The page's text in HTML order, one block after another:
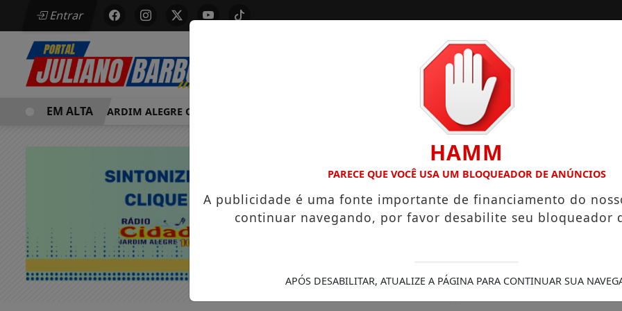
Entrar
INÍCIO
MORRE EM JARDIM ALEGRE OSVALDO PEDRO DOS SANTOS, O “NEGUINHO DA COXINHA”, QUE VIRALIZOU COM FRASE
EM ALTA
HAMM
PARECE QUE VOCÊ USA UM BLOQUEADOR DE ANÚNCIOS
A publicidade é uma fonte importante de financiamento do
continuar navegando, por favor desabilite seu bloqueador
APÓS DESABILITAR, ATUALIZE A PÁGINA PARA CONTINUAR SUA